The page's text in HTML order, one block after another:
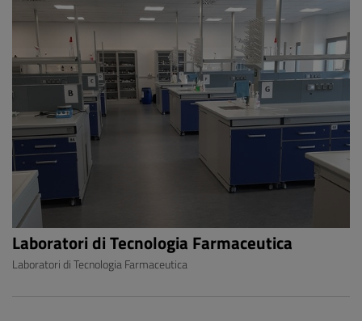
Laboratori di Tecnologia Farmaceutica
Laboratori di Tecnologia Farmaceutica